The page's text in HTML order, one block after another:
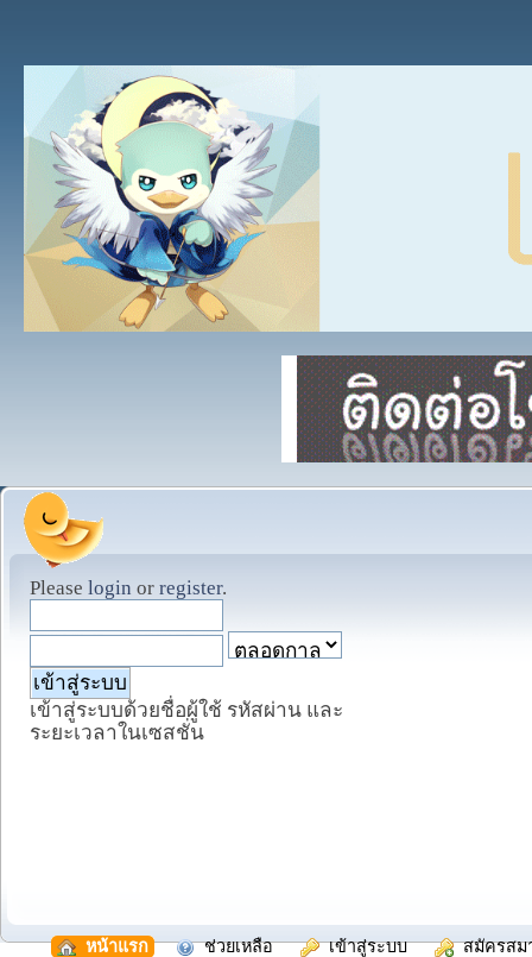
Please login or register.
เข้าสู่ระบบด้วยชื่อผู้ใช้ รหัสผ่าน และ
ระยะเวลาในเซสชั่น
หน้าแรก ช่วยเหลือ เข้าสู่ระบบ สมัครสม